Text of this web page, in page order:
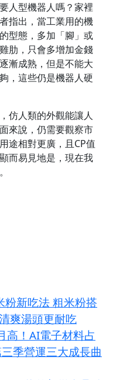
人型機器人嗎？家裡
指出，當工業用的機
型態，多加「腳」或
肋，只會多增加金錢
漸成熟，但是不能大
，這些仍是機器人硬
仿人類的外觀能讓人
來說，仍需要觀察市
途相對更廣，且CP值
而易見地是，現在我
粉新吃法 粗米粉搭
爽湯頭更耐吃
高！AI電子材料占
季營運三大成長曲